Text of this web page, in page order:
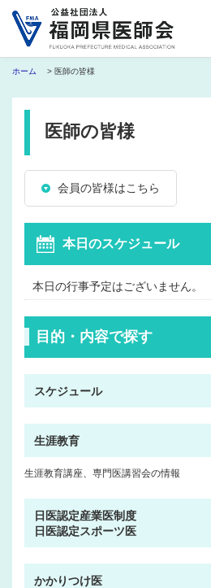
ホーム > 医師の皆様
医師の皆様
会員の皆様はこちら
本日のスケジュール
本日の行事予定はございません。
目的・内容で探す
スケジュール
生涯教育
生涯教育講座、専門医講習会の情報
日医認定産業医制度
日医認定スポーツ医
かかりつけ医